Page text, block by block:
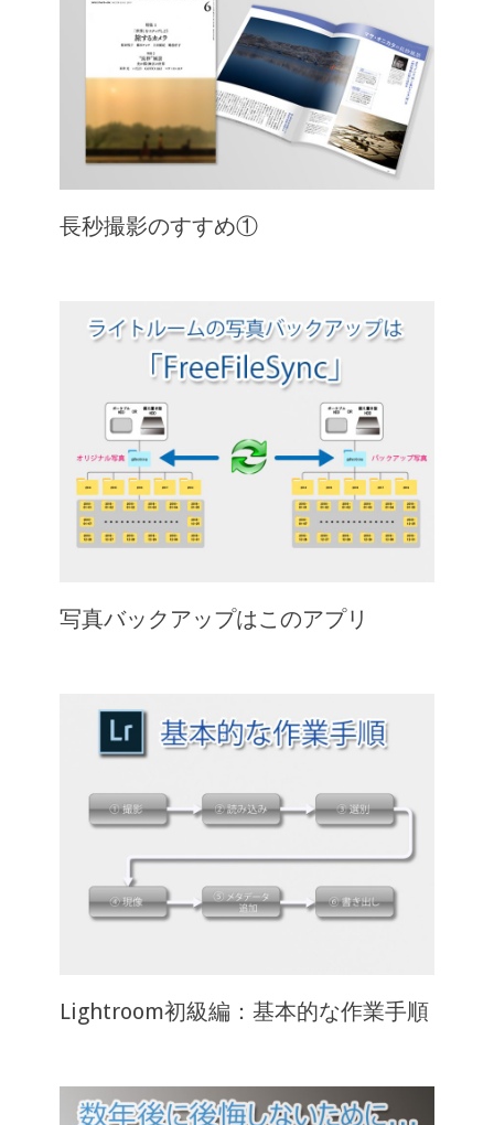
長秒撮影のすすめ①
写真バックアップはこのアプリ
Lightroom初級編：基本的な作業手順